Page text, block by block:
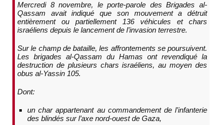
Mercredi 8 novembre, le porte-parole des Brigades al-
Qassam avait indiqué que son mouvement a détruit
entièrement ou partiellement 136 véhicules et chars
israéliens depuis le lancement de l’invasion terrestre.
Sur le champ de bataille, les affrontements se poursuivent.
Les brigades al-Qassam du Hamas ont revendiqué la
destruction de plusieurs chars israéliens, au moyen des
obus al-Yassin 105.
Dont:
un char appartenant au commandement de l’infanterie
des blindés sur l’axe nord-ouest de Gaza,